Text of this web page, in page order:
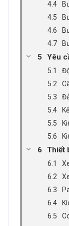
Yêu
Thiết